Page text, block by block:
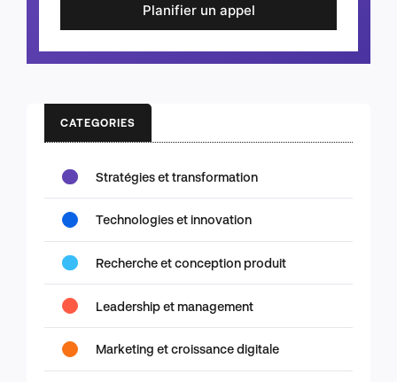
Planifier un appel
CATEGORIES
Stratégies et transformation
Technologies et innovation
Recherche et conception produit
Leadership et management
Marketing et croissance digitale